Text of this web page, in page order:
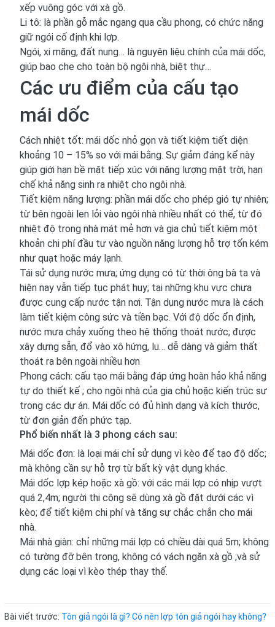
xếp vuông góc với xà gồ.
Li tô: là phần gỗ mắc ngang qua cầu phong, có chức năng
giữ ngói cố định khi lợp.
Ngói, xi măng, đất nung… là nguyên liệu chính của mái dốc,
giúp bao che cho toàn bộ ngôi nhà, biệt thự…
Các ưu điểm của cấu tạo
mái dốc
Cách nhiệt tốt: mái dốc nhỏ gọn và tiết kiệm tiết diện
khoảng 10 – 15% so với mái bằng. Sự giảm đáng kể này
giúp giới hạn bề mặt tiếp xúc với năng lượng mặt trời, hạn
chế khả năng sinh ra nhiệt cho ngôi nhà.
Tiết kiệm năng lượng: phần mái dốc cho phép gió tự nhiên;
từ bên ngoài len lỏi vào ngôi nhà nhiều nhất có thể, từ đó
nhiệt độ trong nhà mát mẻ hơn và gia chủ tiết kiệm một
khoản chi phí đầu tư vào nguồn năng lượng hỗ trợ tốn kém
như quạt hoặc máy lạnh.
Tái sử dụng nước mưa; ứng dụng có từ thời ông bà ta và
hiện nay vẫn tiếp tục phát huy; tại những khu vực chưa
được cung cấp nước tận nơi. Tận dụng nước mưa là cách
làm tiết kiệm công sức và tiền bạc. Với độ dốc ổn định,
nước mưa chảy xuống theo hệ thống thoát nước; được
xây dựng sẵn, đổ vào xô hứng, lu… dễ dàng và giảm thất
thoát ra bên ngoài nhiều hơn
Phong cách: cấu tạo mái bằng đáp ứng hoàn hảo khả năng
tự do thiết kế ; cho ngôi nhà của gia chủ hoặc kiến trúc sư
trong các dự án. Mái dốc có đủ hình dạng và kích thước,
từ đơn giản đến phức tạp.
Phổ biến nhất là 3 phong cách sau:
Mái dốc đơn: là loại mái chỉ sử dụng vì kèo để tạo độ dốc;
mà không cần sự hỗ trợ từ bất kỳ vật dụng khác.
Mái dốc lợp kép hoặc xà gồ: với các mái lợp có nhịp vượt
quá 2,4m; người thi công sẽ dùng xà gồ đặt dưới các vì
kèo; để tiết kiệm chi phí và tăng sự chắc chắn cho mái
nhà.
Mái nhà giàn: chỉ những mái lợp có chiều dài quá 5m; không
có tường đỡ bên trong, không có vách ngăn xà gồ ;và sử
dụng các loại vì kèo thép thay thế.
Bài viết trước: Tôn giả ngói là gì? Có nên lợp tôn giả ngói hay không?